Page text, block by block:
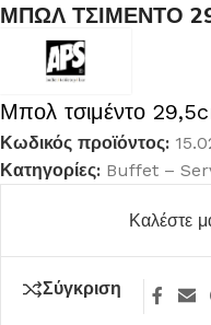
ΜΠΩΛ ΤΣΙΜΕΝΤΟ
Μπολ τσιμέντο
Κωδικός προϊόντος:
Κατηγορίες: Buffet –
Καλέστε
Σύγκριση